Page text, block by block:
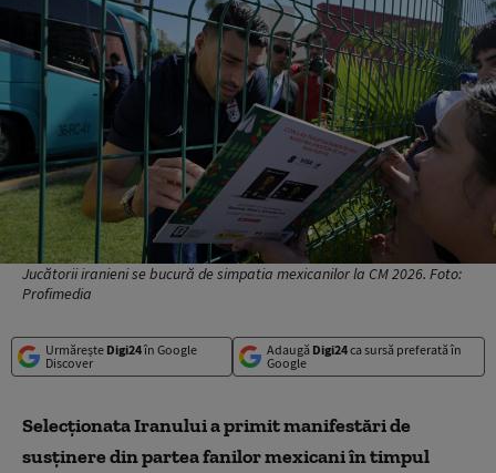
Jucătorii iranieni se bucură de simpatia mexicanilor la CM 2026. Foto:
Profimedia
Urmărește Digi24în Google
Discover
Adaugă Digi24ca sursă preferată în
Google
Selecţionata Iranului a primit manifestări de
susţinere din partea fanilor mexicani în timpul